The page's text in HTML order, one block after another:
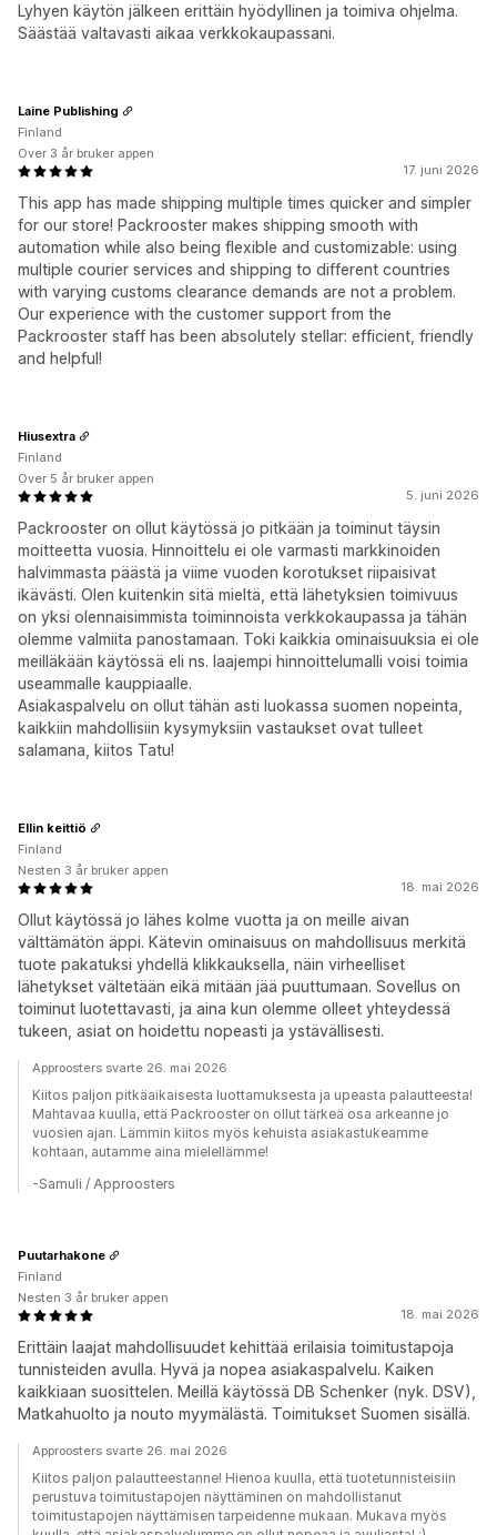
Lyhyen käytön jälkeen erittäin hyödyllinen ja toimiva ohjelma.
Säästää valtavasti aikaa verkkokaupassani.
17. juni 2026
This app has made shipping multiple times quicker and simpler
for our store! Packrooster makes shipping smooth with
automation while also being flexible and customizable: using
multiple courier services and shipping to different countries
with varying customs clearance demands are not a problem.
Our experience with the customer support from the
Packrooster staff has been absolutely stellar: efficient, friendly
and helpful!
Laine Publishing
Finland
Over 3 år bruker appen
5. juni 2026
Packrooster on ollut käytössä jo pitkään ja toiminut täysin
moitteetta vuosia. Hinnoittelu ei ole varmasti markkinoiden
halvimmasta päästä ja viime vuoden korotukset riipaisivat
ikävästi. Olen kuitenkin sitä mieltä, että lähetyksien toimivuus
on yksi olennaisimmista toiminnoista verkkokaupassa ja tähän
olemme valmiita panostamaan. Toki kaikkia ominaisuuksia ei ole
meilläkään käytössä eli ns. laajempi hinnoittelumalli voisi toimia
useammalle kauppiaalle.
Asiakaspalvelu on ollut tähän asti luokassa suomen nopeinta,
kaikkiin mahdollisiin kysymyksiin vastaukset ovat tulleet
salamana, kiitos Tatu!
Hiusextra
Finland
Over 5 år bruker appen
18. mai 2026
Ollut käytössä jo lähes kolme vuotta ja on meille aivan
välttämätön äppi. Kätevin ominaisuus on mahdollisuus merkitä
tuote pakatuksi yhdellä klikkauksella, näin virheelliset
lähetykset vältetään eikä mitään jää puuttumaan. Sovellus on
toiminut luotettavasti, ja aina kun olemme olleet yhteydessä
tukeen, asiat on hoidettu nopeasti ja ystävällisesti.
Ellin keittiö
Finland
Nesten 3 år bruker appen
Approosters svarte 26. mai 2026
Kiitos paljon pitkäaikaisesta luottamuksesta ja upeasta palautteesta!
Mahtavaa kuulla, että Packrooster on ollut tärkeä osa arkeanne jo
vuosien ajan. Lämmin kiitos myös kehuista asiakastukeamme
kohtaan, autamme aina mielellämme!
-Samuli / Approosters
18. mai 2026
Erittäin laajat mahdollisuudet kehittää erilaisia toimitustapoja
tunnisteiden avulla. Hyvä ja nopea asiakaspalvelu. Kaiken
kaikkiaan suosittelen. Meillä käytössä DB Schenker (nyk. DSV),
Matkahuolto ja nouto myymälästä. Toimitukset Suomen sisällä.
Puutarhakone
Finland
Nesten 3 år bruker appen
Approosters svarte 26. mai 2026
Kiitos paljon palautteestanne! Hienoa kuulla, että tuotetunnisteisiin
perustuva toimitustapojen näyttäminen on mahdollistanut
toimitustapojen näyttämisen tarpeidenne mukaan. Mukava myös